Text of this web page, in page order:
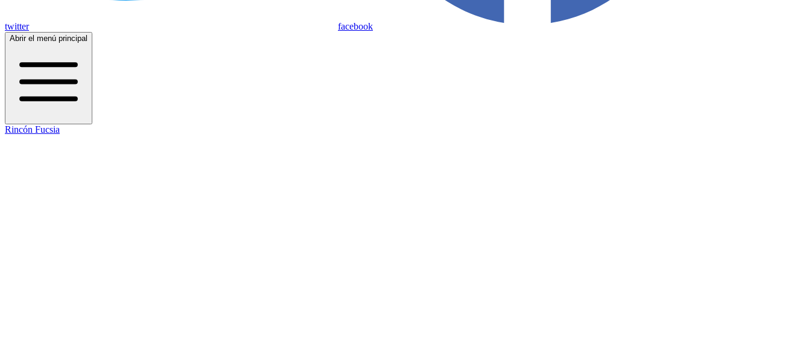
twitter facebook
Abrir el menú principal
Rincón Fucsia